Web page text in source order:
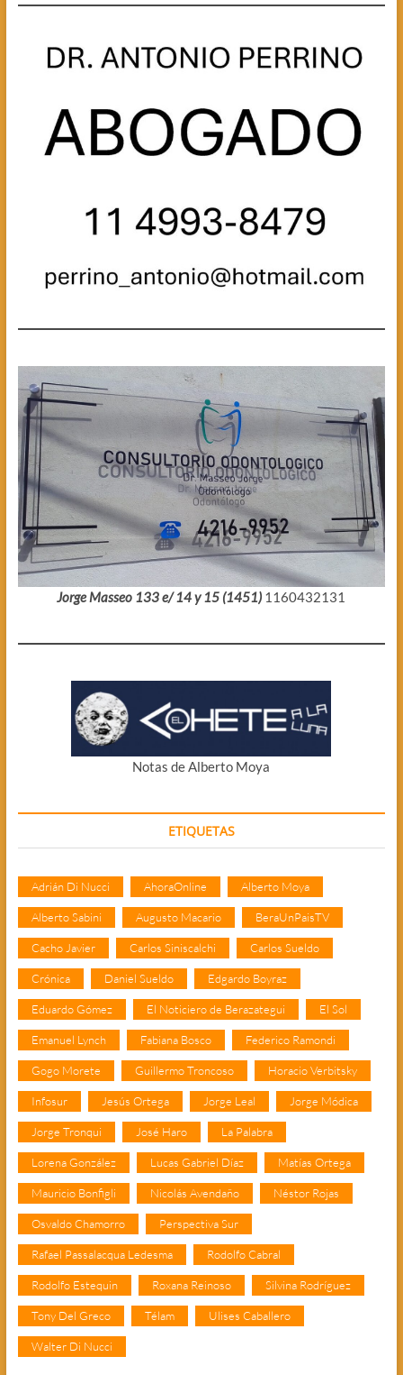
Jorge Masseo 133 e/ 14 y 15 (1451) 1160432131
Notas de Alberto Moya
ETIQUETAS
Adrián Di Nucci AhoraOnline Alberto Moya
Alberto Sabini Augusto Macario BeraUnPaisTV
Cacho Javier Carlos Siniscalchi Carlos Sueldo
Crónica Daniel Sueldo Edgardo Boyraz
Eduardo Gómez El Noticiero de Berazategui El Sol
Emanuel Lynch Fabiana Bosco Federico Ramondi
Gogo Morete Guillermo Troncoso Horacio Verbitsky
Infosur Jesús Ortega Jorge Leal Jorge Módica
Jorge Tronqui José Haro La Palabra
Lorena González Lucas Gabriel Díaz Matías Ortega
Mauricio Bonfigli Nicolás Avendaño Néstor Rojas
Osvaldo Chamorro Perspectiva Sur
Rafael Passalacqua Ledesma Rodolfo Cabral
Rodolfo Estequin Roxana Reinoso Silvina Rodríguez
Tony Del Greco Télam Ulises Caballero
Walter Di Nucci